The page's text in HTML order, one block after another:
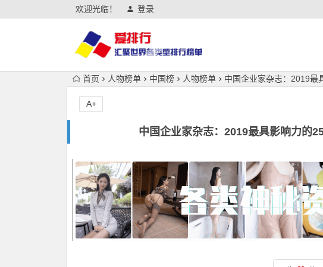
欢迎光临！ 登录
首页 人物榜单 中国榜 人物榜单 中国企业家杂志：2019最
中国企业家杂志：2019最具影响力的
A+